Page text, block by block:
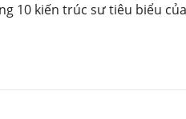
10 kiến trúc sư tiêu biểu